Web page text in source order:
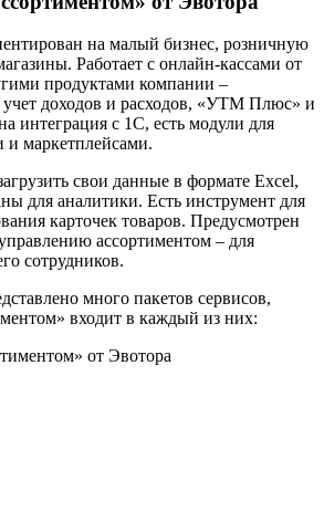
на малый бизнес, розничную
Работает с онлайн-кассами от
продуктами компании –
доходов и расходов, «УТМ Плюс» и
интеграция с 1C, есть модули для
маркетплейсами.
свои данные в формате Excel,
для аналитики. Есть инструмент для
карточек товаров. Предусмотрен
ассортиментом – для
сотрудников.
много пакетов сервисов,
входит в каждый из них: